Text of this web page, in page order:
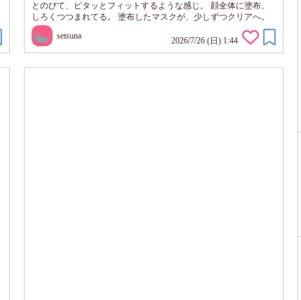
とのびて、ピタッとフィットするような感じ。 顔全体に塗布、
しろくつつまれてる。 塗布したマスクが、少しずつクリアへ。
20分後 取る。 しっとりとするような使い心地。 乾燥か気にな
り、ハリツヤ肌に憧れる私にぴったりなアイテム。 スペシャル
ケアに使っていきたいと思います。
setsuna 2026/7/26 (日) 1:44